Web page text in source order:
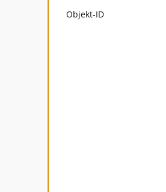
Objekt-ID